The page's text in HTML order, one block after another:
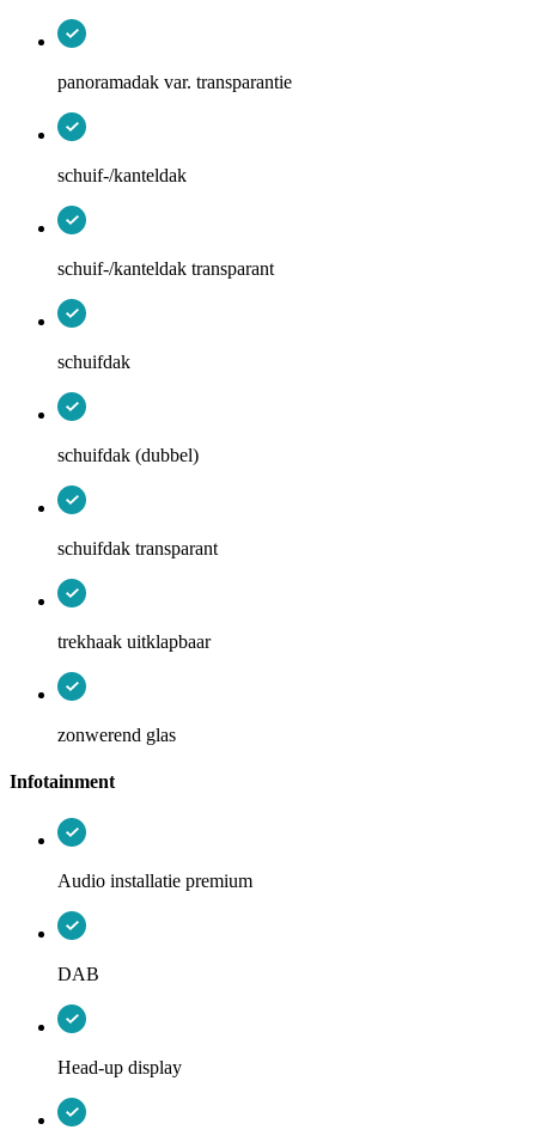
panoramadak var. transparantie
schuif-/kanteldak
schuif-/kanteldak transparant
schuifdak
schuifdak (dubbel)
schuifdak transparant
trekhaak uitklapbaar
zonwerend glas
Infotainment
Audio installatie premium
DAB
Head-up display